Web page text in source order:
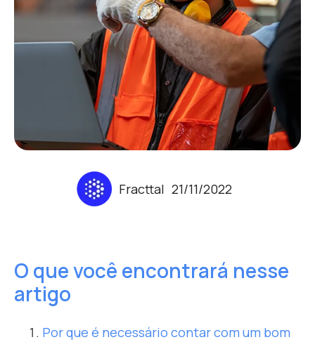
Fracttal 21/11/2022
O que você encontrará nesse
artigo
Por que é necessário contar com um bom